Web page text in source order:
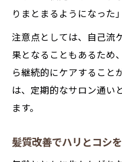
りまとまるようになった
注意点としては、自己流
果となることもあるため
ら継続的にケアすること
は、定期的なサロン通い
ます。
髪質改善でハリとコシ